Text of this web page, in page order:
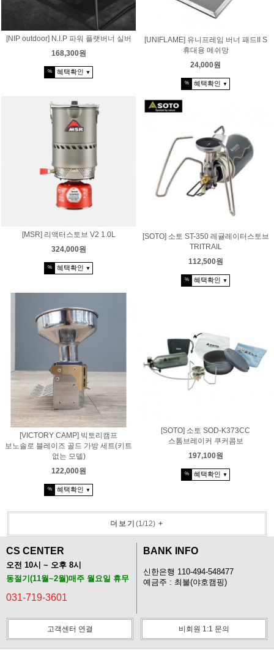
[NIP outdoor] N.I.P 파워 플랫버너 실버
168,300원
% 혜택확인 ▼
[UNIFLAME] 유니프레임 버너 패드II S
휴대용 메쉬망
24,000원
% 혜택확인 ▼
[MSR] 리액터스토브 V2 1.0L
324,000원
% 혜택확인 ▼
[SOTO] 소토 ST-350 레귤레이터스토브
TRITRAIL
112,500원
% 혜택확인 ▼
[VICTORY CAMP] 빅토리캠프
보노솔로 블레이즈 골드 가방 세트(키트
없는 모델)
122,000원
% 혜택확인 ▼
[SOTO] 소토 SOD-K373CC
스톰브레이커 쿠커콤보
197,100원
% 혜택확인 ▼
더보기 (1/12) +
CS CENTER
오전 10시 ~ 오후 8시
동절기(11월~2월)매주 월요일 휴무
031-719-3601
BANK INFO
신한은행 110-494-548477
예금주 : 최불(야호캠핑)
고객센터 연결 비회원 1:1 문의